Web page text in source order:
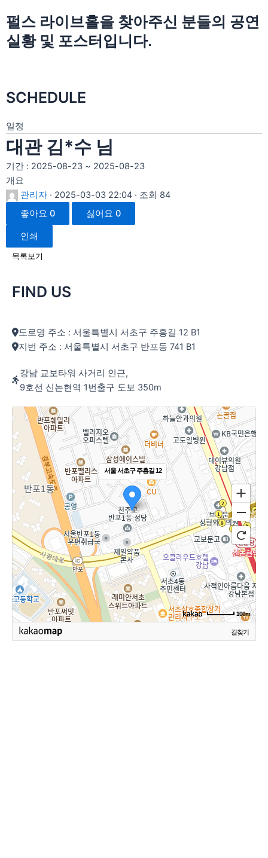
펄스 라이브홀을 찾아주신 분들의 공연
실황 및 포스터입니다.
SCHEDULE
일정
대관 김*수 님
기간 : 2025-08-23 ~ 2025-08-23
개요
관리자 · 2025-03-03 22:04 · 조회 84
좋아요 0 싫어요 0
인쇄
목록보기
FIND US
도로명 주소 : 서울특별시 서초구 주흥길 12 B1
지번 주소 : 서울특별시 서초구 반포동 741 B1
강남 교보타워 사거리 인근,
9호선 신논현역 1번출구 도보 350m
서울 서초구 주흥길 12
100m
길찾기